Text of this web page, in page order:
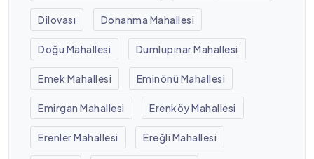
Dilovası Donanma Mahallesi
Doğu Mahallesi Dumlupınar Mahallesi
Emek Mahallesi Eminönü Mahallesi
Emirgan Mahallesi Erenköy Mahallesi
Erenler Mahallesi Ereğli Mahallesi